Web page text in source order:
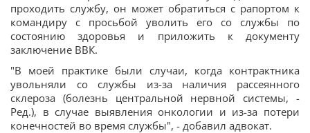
проходить службу, он может обратиться с рапортом к
командиру с просьбой уволить его со службы по
состоянию здоровья и приложить к документу
заключение ВВК.
"В моей практике были случаи, когда контрактника
увольняли со службы из-за наличия рассеянного
склероза (болезнь центральной нервной системы, -
Ред.), в случае выявления онкологии и из-за потери
конечностей во время службы", - добавил адвокат.